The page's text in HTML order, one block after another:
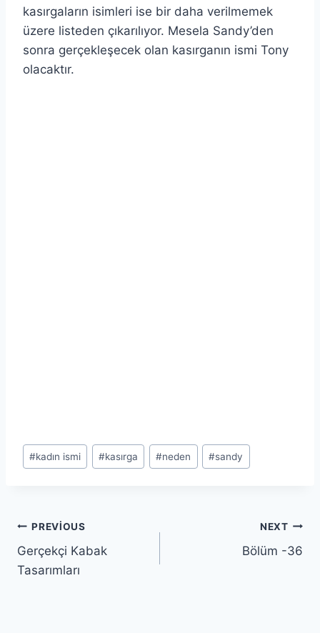
kasırgaların isimleri ise bir daha verilmemek
üzere listeden çıkarılıyor. Mesela Sandy’den
sonra gerçekleşecek olan kasırganın ismi Tony
olacaktır.
Post
Tags:
#kadın ismi #kasırga #neden #sandy
Yazı
gezinmesi
PREVIOUS
Gerçekçi Kabak
Tasarımları
NEXT
Bölüm -36